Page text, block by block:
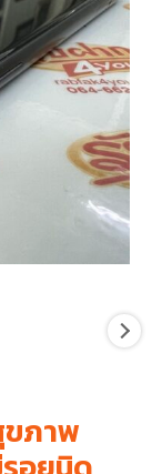
ขภาพ